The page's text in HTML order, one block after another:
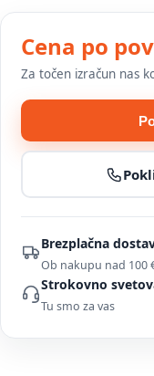
Cena po
Za točen izračun nas
Brezplačna
Ob nakupu nad 100
Strokovno
Tu smo za vas